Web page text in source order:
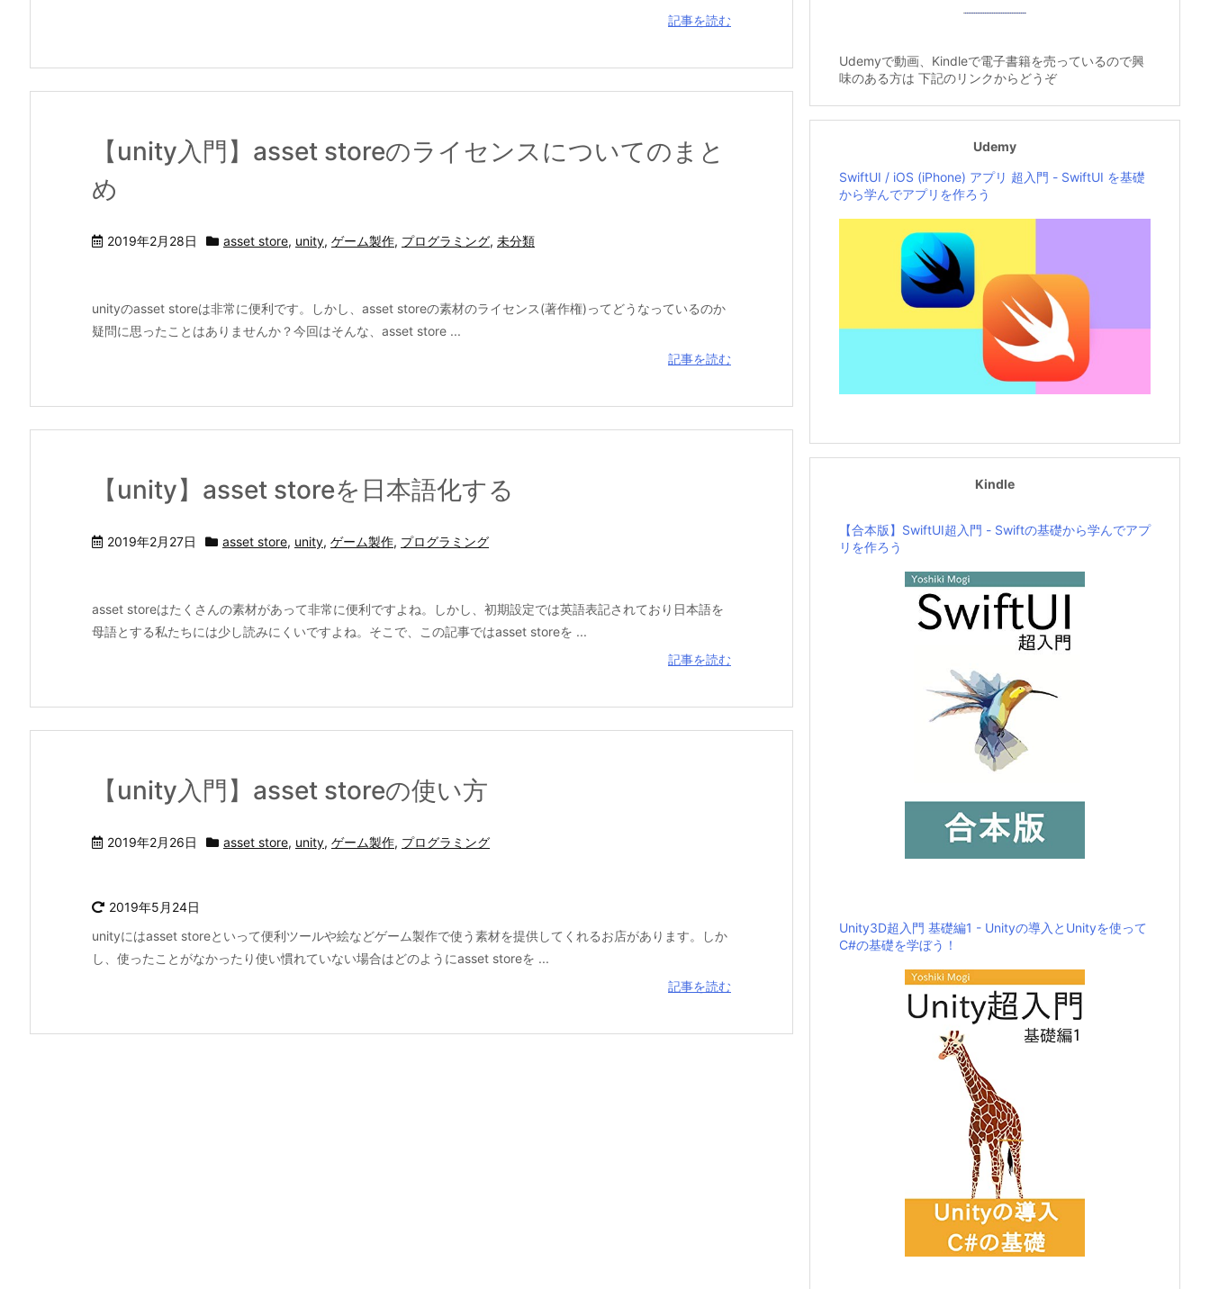
記事を読む
【unity入門】asset storeのライセンスについてのまと
め
2019年2月28日 asset store, unity, ゲーム製作, プログラミング, 未分類
unityのasset storeは非常に便利です。しかし、asset storeの素材のライセンス(著作権)ってどうなっているのか
疑問に思ったことはありませんか？今回はそんな、asset store ...
記事を読む
【unity】asset storeを日本語化する
2019年2月27日 asset store, unity, ゲーム製作, プログラミング
asset storeはたくさんの素材があって非常に便利ですよね。しかし、初期設定では英語表記されており日本語を
母語とする私たちには少し読みにくいですよね。そこで、この記事ではasset storeを ...
記事を読む
【unity入門】asset storeの使い方
2019年2月26日 asset store, unity, ゲーム製作, プログラミング
2019年5月24日
unityにはasset storeといって便利ツールや絵などゲーム製作で使う素材を提供してくれるお店があります。しか
し、使ったことがなかったり使い慣れていない場合はどのようにasset storeを ...
記事を読む
Udemyで動画、Kindleで電子書籍を売っているので興
味のある方は 下記のリンクからどうぞ
Udemy
SwiftUI / iOS (iPhone) アプリ 超入門 - SwiftUI を基礎
から学んでアプリを作ろう
Kindle
【合本版】SwiftUI超入門 - Swiftの基礎から学んでアプ
リを作ろう
Unity3D超入門 基礎編1 - Unityの導入とUnityを使って
C#の基礎を学ぼう！